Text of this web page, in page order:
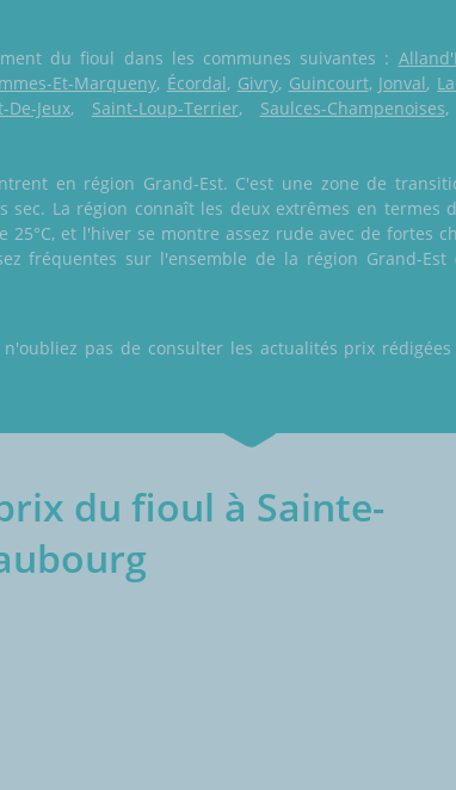
du fioul dans les communes suivantes :
Et-Marqueny, Écordal, Givry, Guincourt, Jonval,
De-Jeux, Saint-Loup-Terrier, Saulces-Champenoises,
en région Grand-Est. C'est une zone de
sec. La région connaît les deux extrêmes en termes
25°C, et l'hiver se montre assez rude avec de fortes
fréquentes sur l'ensemble de la région Grand-
pas de consulter les actualités prix
du fioul à Sainte-